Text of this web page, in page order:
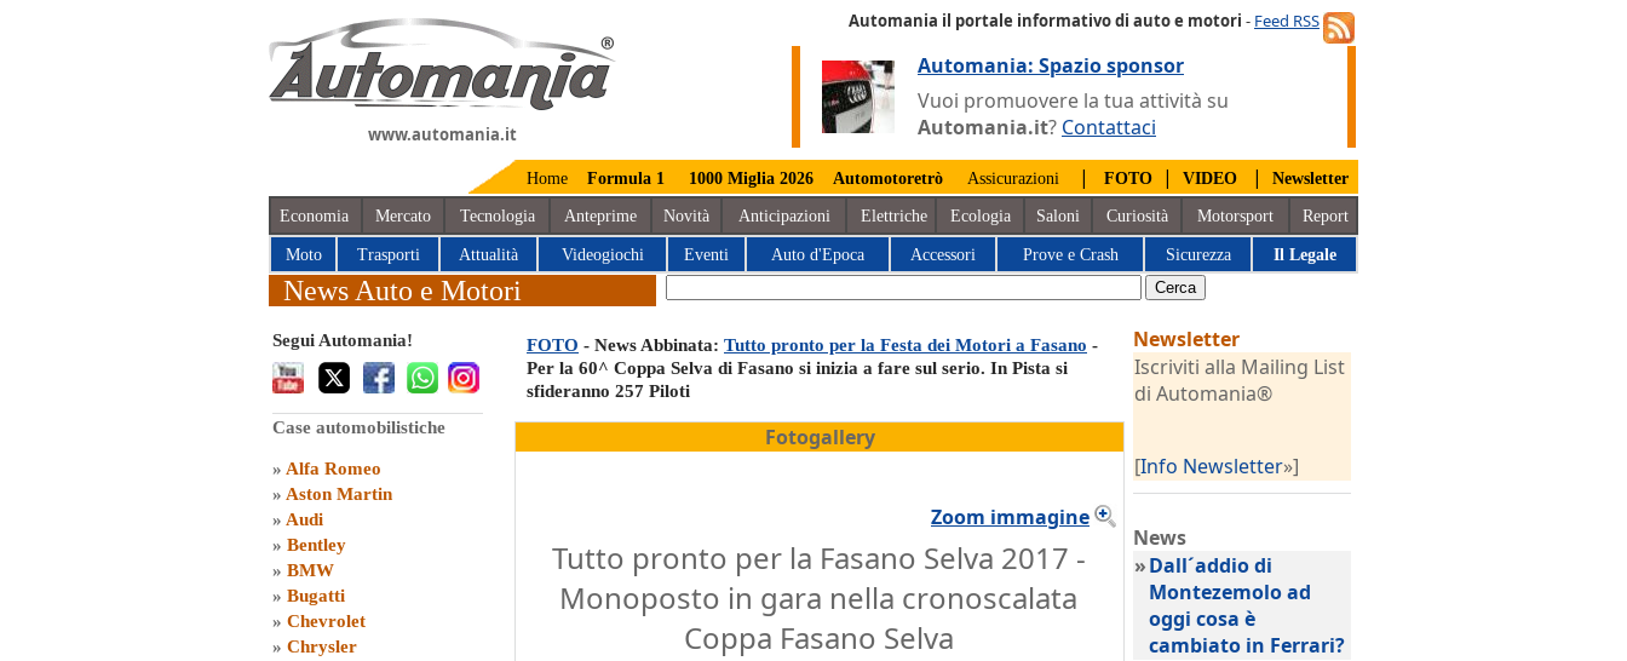
www.automania.it
Automania il portale informativo di auto e motori - Feed RSS
Automania: Spazio sponsor
Vuoi promuovere la tua attività su
Automania.it? Contattaci
Home Formula 1 1000 Miglia 2026 Automotoretrò Assicurazioni | FOTO | VIDEO | Newsletter
Economia Mercato Tecnologia Anteprime Novità Anticipazioni Elettriche Ecologia Saloni Curiosità Motorsport Report
Moto Trasporti Attualità Videogiochi Eventi Auto d'Epoca Accessori Prove e Crash Sicurezza Il Legale
News Auto e Motori
Segui Automania!
Case automobilistiche
» Alfa Romeo
» Aston Martin
» Audi
» Bentley
» BMW
» Bugatti
» Chevrolet
» Chrysler
FOTO - News Abbinata: Tutto pronto per la Festa dei Motori a Fasano -
Per la 60^ Coppa Selva di Fasano si inizia a fare sul serio. In Pista si
sfideranno 257 Piloti
Fotogallery
Zoom immagine
Tutto pronto per la Fasano Selva 2017 -
Monoposto in gara nella cronoscalata
Coppa Fasano Selva
Newsletter
Iscriviti alla Mailing List
di Automania®
[Info Newsletter»]
News
»Dall´addio di
Montezemolo ad
oggi cosa è
cambiato in Ferrari?